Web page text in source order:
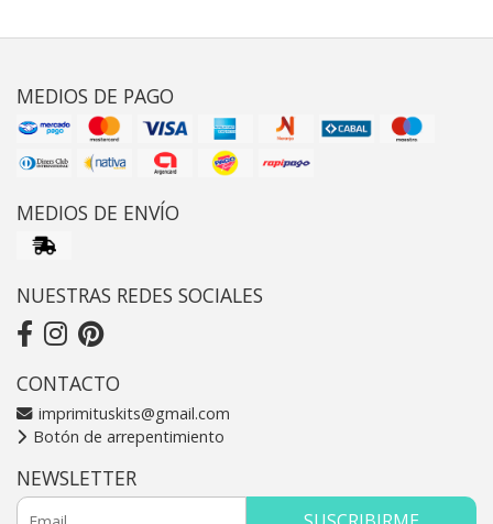
MEDIOS DE PAGO
MEDIOS DE ENVÍO
NUESTRAS REDES SOCIALES
CONTACTO
imprimituskits@gmail.com
Botón de arrepentimiento
NEWSLETTER